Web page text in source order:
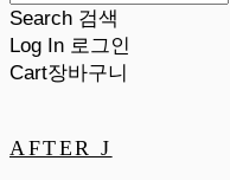
Search 검색
Log In 로그인
Cart장바구니
AFTER J